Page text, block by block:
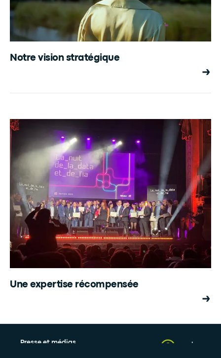
Notre vision stratégique
Une expertise récompensée
Presse et médias